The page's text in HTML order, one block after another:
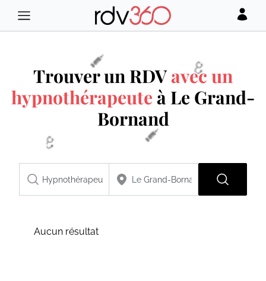
Trouver un RDVavec un
hypnothérapeute à Le Grand-
Bornand
Aucun résultat